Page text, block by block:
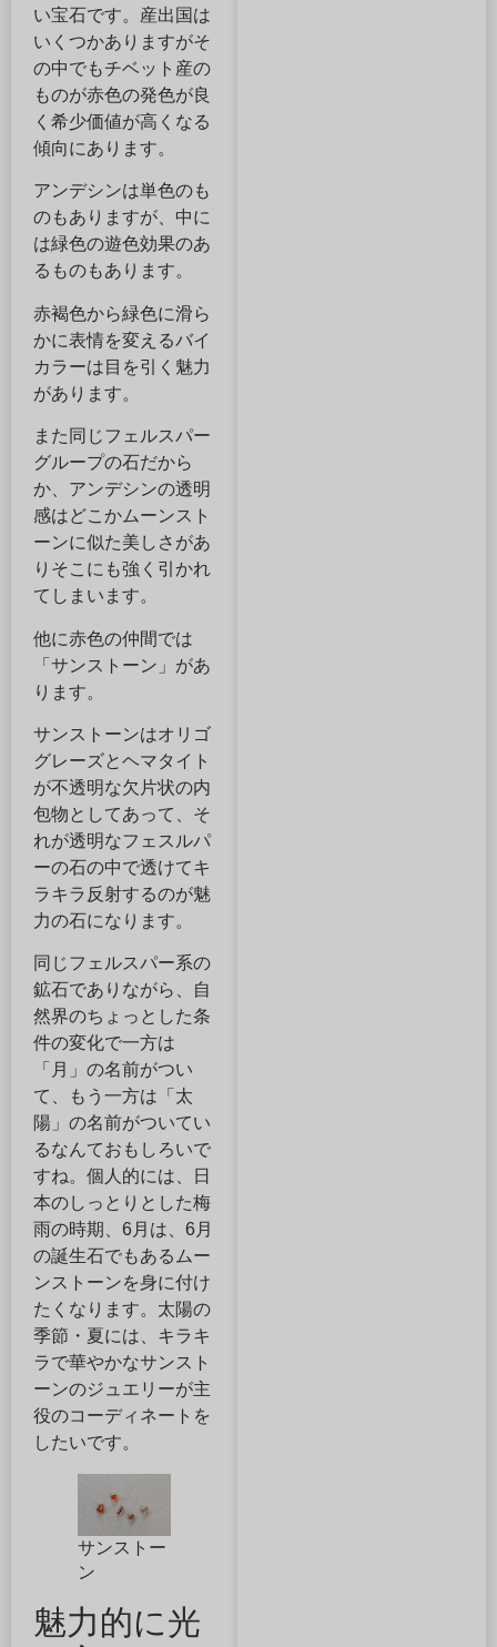
い宝石です。産出国は
いくつかありますがそ
の中でもチベット産の
ものが赤色の発色が良
く希少価値が高くなる
傾向にあります。
アンデシンは単色のも
のもありますが、中に
は緑色の遊色効果のあ
るものもあります。
赤褐色から緑色に滑ら
かに表情を変えるバイ
カラーは目を引く魅力
があります。
また同じフェルスパー
グループの石だから
か、アンデシンの透明
感はどこかムーンスト
ーンに似た美しさがあ
りそこにも強く引かれ
てしまいます。
他に赤色の仲間では
「サンストーン」があ
ります。
サンストーンはオリゴ
グレーズとヘマタイト
が不透明な欠片状の内
包物としてあって、そ
れが透明なフェスルパ
ーの石の中で透けてキ
ラキラ反射するのが魅
力の石になります。
同じフェルスパー系の
鉱石でありながら、自
然界のちょっとした条
件の変化で一方は
「月」の名前がつい
て、もう一方は「太
陽」の名前がついてい
るなんておもしろいで
すね。個人的には、日
本のしっとりとした梅
雨の時期、6月は、6月
の誕生石でもあるムー
ンストーンを身に付け
たくなります。太陽の
季節・夏には、キラキ
ラで華やかなサンスト
ーンのジュエリーが主
役のコーディネートを
したいです。
サンストー
ン
魅力的に光